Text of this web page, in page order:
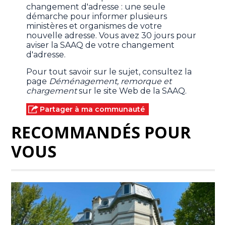
changement d'adresse : une seule
démarche pour informer plusieurs
ministères et organismes de votre
nouvelle adresse. Vous avez 30 jours pour
aviser la SAAQ de votre changement
d'adresse.
Pour tout savoir sur le sujet, consultez la
page Déménagement, remorque et
chargementsur le site Web de la SAAQ.
Partager à ma communauté
RECOMMANDÉS POUR
VOUS